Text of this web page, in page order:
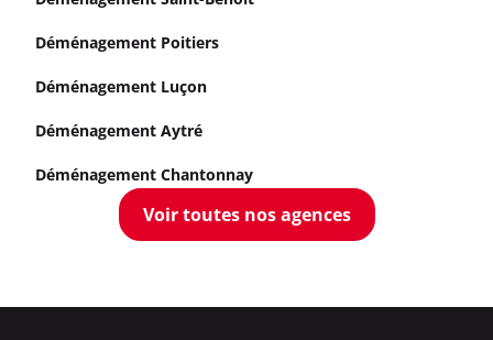
Déménagement Poitiers
Déménagement Luçon
Déménagement Aytré
Déménagement Chantonnay
Voir toutes nos agences